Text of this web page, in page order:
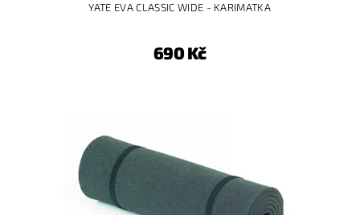
YATE EVA CLASSIC WIDE - KARIMATKA
690 Kč